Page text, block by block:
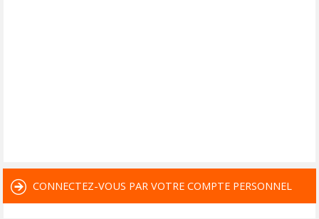
CONNECTEZ-VOUS PAR VOTRE COMPTE PERSONNEL